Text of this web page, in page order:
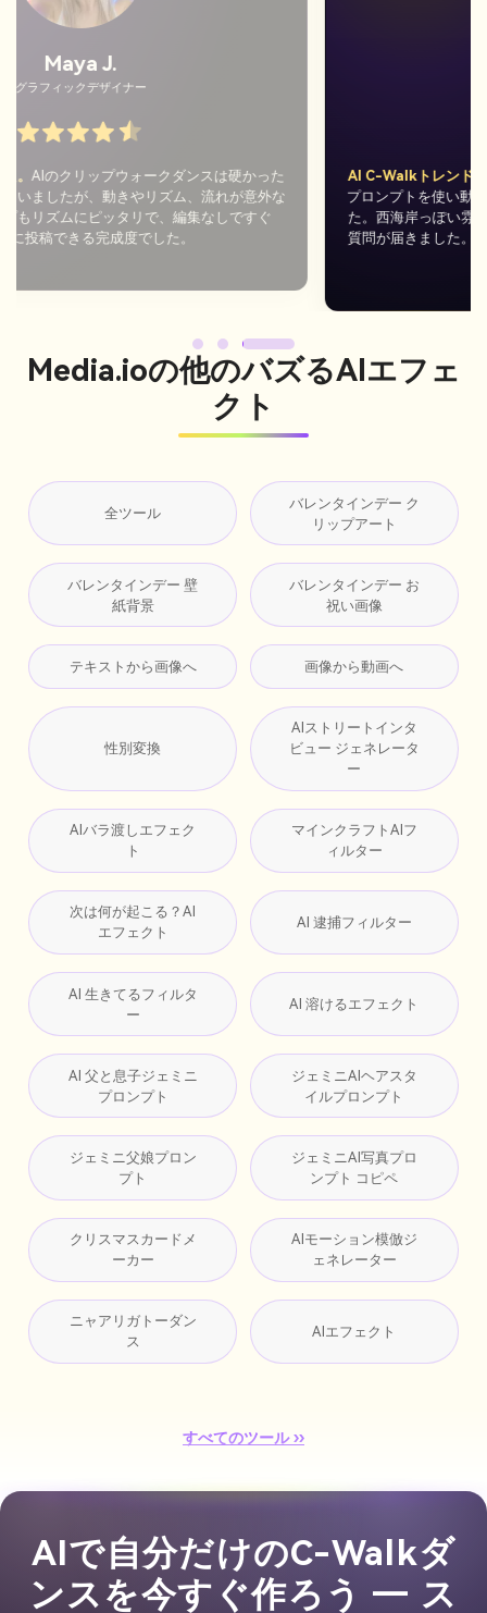
AI C-Walkトレンドに乗ったら大成功でした。
すでに用意された
プロンプトを使い動画を生成し、その日にTikTokへシェアしまし
た。西海岸っぽい雰囲気が好評で、どうやって作ったのか多数の
質問が届きました。投稿はすぐに再生数が伸び、トレンドに自然
Media.ioの他のバズるAIエフェ
クト
全ツール
バレンタインデー ク
リップアート
バレンタインデー 壁
紙背景
バレンタインデー お
祝い画像
テキストから画像へ 画像から動画へ
性別変換
AIストリートインタ
ビュー ジェネレータ
ー
AIバラ渡しエフェク
ト
マインクラフトAIフ
ィルター
次は何が起こる？AI
エフェクト
AI 逮捕フィルター
AI 生きてるフィルタ
ー
AI 溶けるエフェクト
AI 父と息子ジェミニ
プロンプト
ジェミニAIヘアスタ
イルプロンプト
ジェミニ父娘プロン
プト
ジェミニAI写真プロ
ンプト コピペ
クリスマスカードメ
ーカー
AIモーション模倣ジ
ェネレーター
ニャアリガトーダン
ス
AIエフェクト
すべてのツール ››
AIで自分だけのC-Walkダ
ンスを今すぐ作ろう ― ス